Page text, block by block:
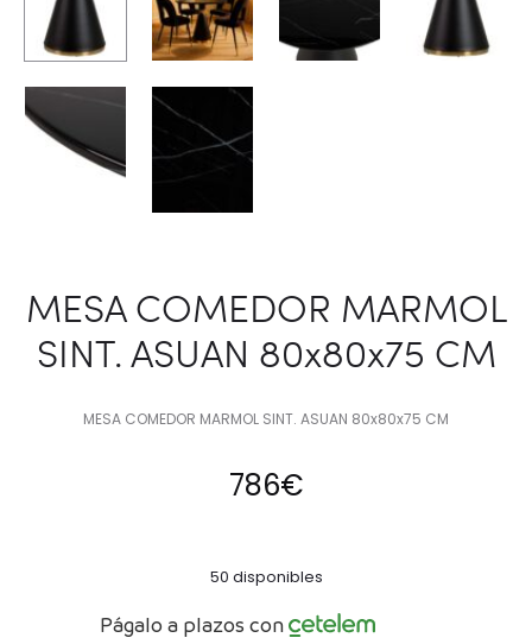
MESA COMEDOR MARMOL
SINT. ASUAN 80x80x75 CM
MESA COMEDOR MARMOL SINT. ASUAN 80x80x75 CM
786€
50 disponibles
Págalo a plazos con